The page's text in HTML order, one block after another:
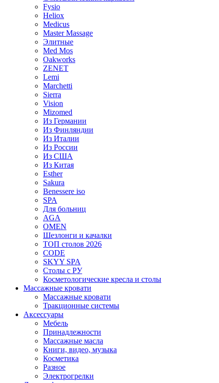
Fysio
Heliox
Medicus
Master Massage
Элитные
Med Mos
Oakworks
ZENET
Lemi
Marchetti
Sierra
Vision
Mizomed
Из Германии
Из Финляндии
Из Италии
Из России
Из США
Из Китая
Esther
Sakura
Benessere iso
SPA
Для больниц
AGA
OMEN
Шезлонги и качалки
ТОП столов 2026
CODE
SKYY SPA
Столы с РУ
Косметологические кресла и столы
Массажные кровати
Массажные кровати
Тракционные системы
Аксессуары
Мебель
Принадлежности
Массажные масла
Книги, видео, музыка
Косметика
Разное
Электрогрелки